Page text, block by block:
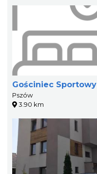
Gościniec Sportowy
Pszów
3.90 km